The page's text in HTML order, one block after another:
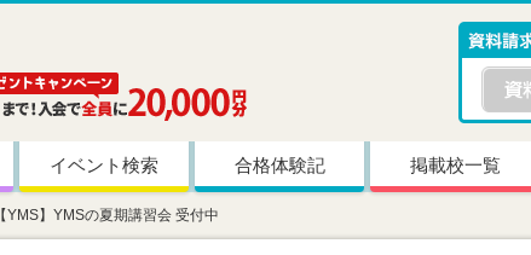
イベント検索 合格体験記 掲載校一覧
【YMS】YMSの夏期講習会 受付中